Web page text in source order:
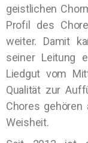
geistlichen
Profil des
weiter. Damit
seiner Leitung
Liedgut vom
Qualität zur
Chores gehören
Weisheit.